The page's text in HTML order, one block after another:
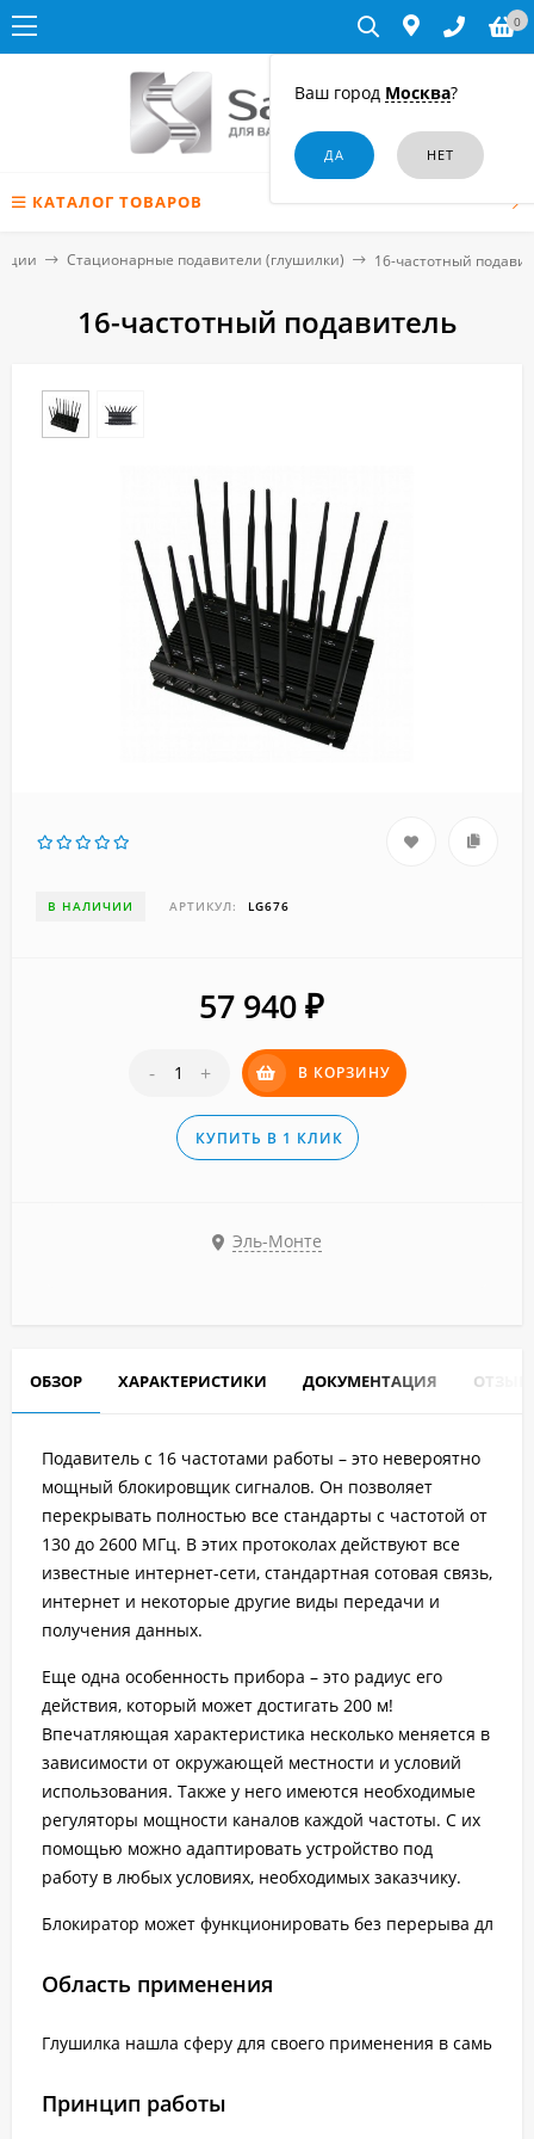
Ваш город Москва?
0
КАТАЛОГ ТОВАРОВ
Стационарные подавители (глушилки) 16-частотный
16-частотный подавитель
В НАЛИЧИИ АРТИКУЛ: LG676
57 940 ₽
- + В КОРЗИНУ
КУПИТЬ В 1 КЛИК
Эль-Монте
ОБЗОР ХАРАКТЕРИСТИКИ ДОКУМЕНТАЦИЯ
Подавитель с 16 частотами работы – это невероятно
мощный блокировщик сигналов. Он позволяет
перекрывать полностью все стандарты с частотой от
130 до 2600 МГц. В этих протоколах действуют все
известные интернет-сети, стандартная сотовая связь,
интернет и некоторые другие виды передачи и
получения данных.
Еще одна особенность прибора – это радиус его
действия, который может достигать 200 м!
Впечатляющая характеристика несколько меняется в
зависимости от окружающей местности и условий
использования. Также у него имеются необходимые
регуляторы мощности каналов каждой частоты. С их
помощью можно адаптировать устройство под
работу в любых условиях, необходимых заказчику.
Блокиратор может функционировать без перерыва
Область применения
Глушилка нашла сферу для своего применения в самых
Принцип работы